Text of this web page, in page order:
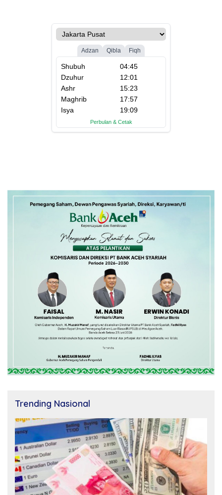
Trending Nasional